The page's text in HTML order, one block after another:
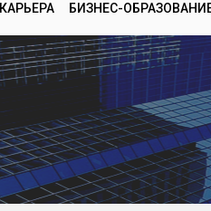
КАРЬЕРА БИЗНЕС-